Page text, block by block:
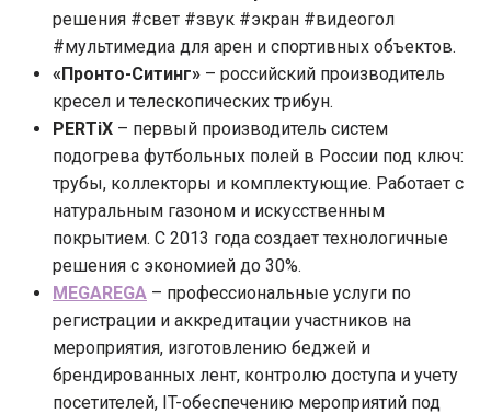
решения #свет #звук #экран #видеогол
#мультимедиа для арен и спортивных объектов.
«Пронто-Ситинг» – российский производитель
кресел и телескопических трибун.
PERTiX – первый производитель систем
подогрева футбольных полей в России под ключ:
трубы, коллекторы и комплектующие. Работает с
натуральным газоном и искусственным
покрытием. С 2013 года создает технологичные
решения с экономией до 30%.
MEGAREGA – профессиональные услуги по
регистрации и аккредитации участников на
мероприятия, изготовлению беджей и
брендированных лент, контролю доступа и учету
посетителей, IT-обеспечению мероприятий под